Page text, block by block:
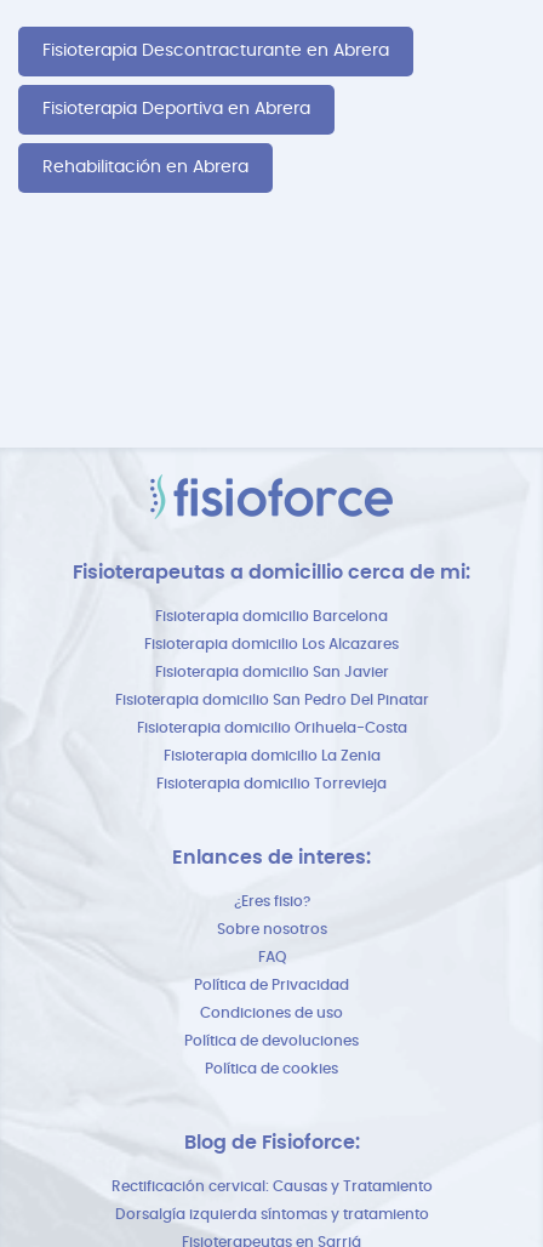
Fisioterapia Descontracturante en Abrera
Fisioterapia Deportiva en Abrera
Rehabilitación en Abrera
Fisioterapeutas a domicillio cerca de mi:
Fisioterapia domicilio Barcelona
Fisioterapia domicilio Los Alcazares
Fisioterapia domicilio San Javier
Fisioterapia domicilio San Pedro Del Pinatar
Fisioterapia domicilio Orihuela-Costa
Fisioterapia domicilio La Zenia
Fisioterapia domicilio Torrevieja
Enlances de interes:
¿Eres fisio?
Sobre nosotros
FAQ
Política de Privacidad
Condiciones de uso
Política de devoluciones
Política de cookies
Blog de Fisioforce:
Rectificación cervical: Causas y Tratamiento
Dorsalgía izquierda síntomas y tratamiento
Fisioterapeutas en Sarriá